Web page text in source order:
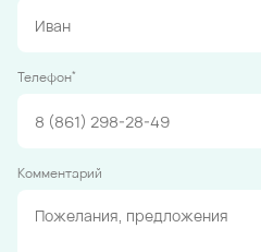
Телефон*
Комментарий